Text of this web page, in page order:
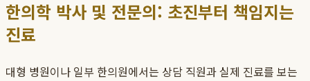
한의학 박사 및 전문의: 초진부터 책임지는
진료
대형 병원이나 일부 한의원에서는 상담 직원과 실제 진료를 보는